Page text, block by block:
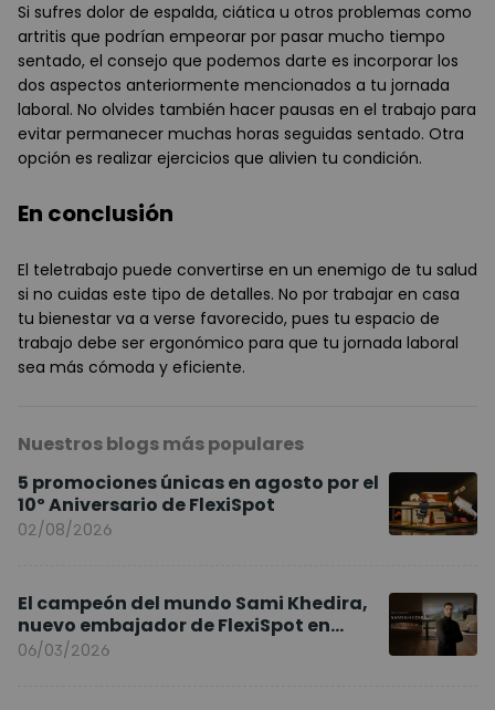
Si sufres dolor de espalda, ciática u otros problemas como
artritis que podrían empeorar por pasar mucho tiempo
sentado, el consejo que podemos darte es incorporar los
dos aspectos anteriormente mencionados a tu jornada
laboral. No olvides también hacer pausas en el trabajo para
evitar permanecer muchas horas seguidas sentado. Otra
opción es realizar ejercicios que alivien tu condición.
En conclusión
El teletrabajo puede convertirse en un enemigo de tu salud
si no cuidas este tipo de detalles. No por trabajar en casa
tu bienestar va a verse favorecido, pues tu espacio de
trabajo debe ser ergonómico para que tu jornada laboral
sea más cómoda y eficiente.
Nuestros blogs más populares
5 promociones únicas en agosto por el
10º Aniversario de FlexiSpot
02/08/2026
El campeón del mundo Sami Khedira,
nuevo embajador de FlexiSpot en
Europa
06/03/2026